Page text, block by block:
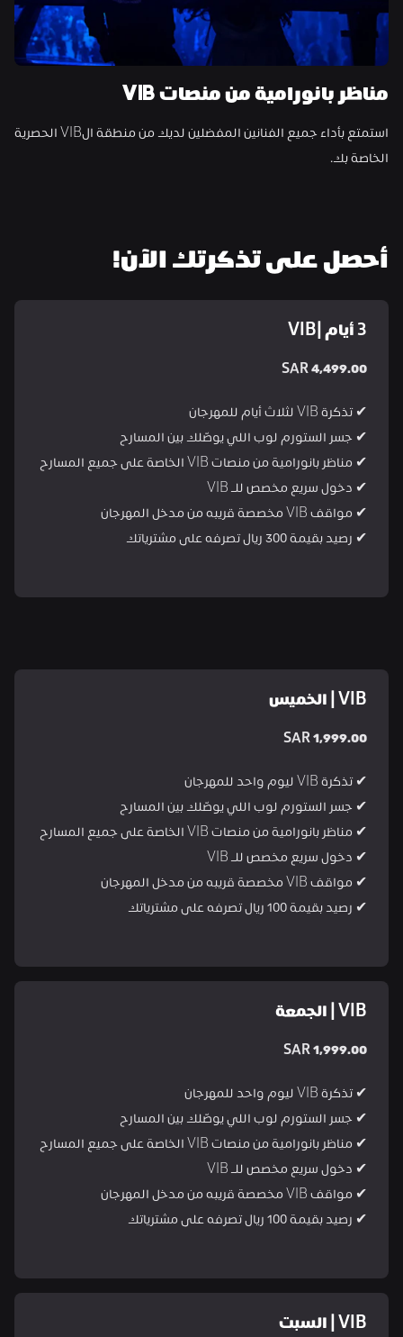
مناظر بانورامية من منصات VIB
الخاصة بك.
أحصل على تذكرتك الآن!
3 أيام |VIB
SAR 4,499.00
✔ تذكرة VIB لثلاث أيام للمهرجان
✔ جسر الستورم لوب اللي يوصّلك بين المسارح
✔ مناظر بانورامية من منصات VIB الخاصة على جميع المسارح
✔ دخول سريع مخصص للـ VIB
✔ مواقف VIB مخصصة قريبه من مدخل المهرجان
✔ رصيد بقيمة 300 ريال تصرفه على مشترياتك
VIB | الخميس
SAR 1,999.00
✔ تذكرة VIB ليوم واحد للمهرجان
✔ جسر الستورم لوب اللي يوصّلك بين المسارح
✔ مناظر بانورامية من منصات VIB الخاصة على جميع المسارح
✔ دخول سريع مخصص للـ VIB
✔ مواقف VIB مخصصة قريبه من مدخل المهرجان
✔ رصيد بقيمة 100 ريال تصرفه على مشترياتك
VIB | الجمعة
SAR 1,999.00
✔ تذكرة VIB ليوم واحد للمهرجان
✔ جسر الستورم لوب اللي يوصّلك بين المسارح
✔ مناظر بانورامية من منصات VIB الخاصة على جميع المسارح
✔ دخول سريع مخصص للـ VIB
✔ مواقف VIB مخصصة قريبه من مدخل المهرجان
✔ رصيد بقيمة 100 ريال تصرفه على مشترياتك
VIB | السبت